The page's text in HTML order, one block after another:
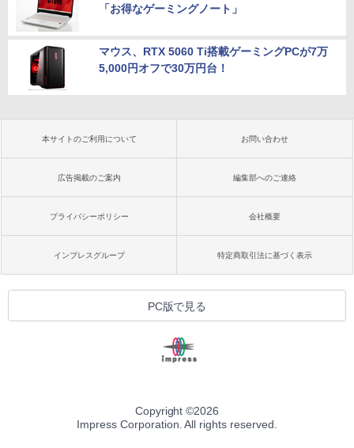
「お得なゲーミングノート」
マウス、RTX 5060 Ti搭載ゲーミングPCが7万
5,000円オフで30万円台！
本サイトのご利用について お問い合わせ
広告掲載のご案内 編集部へのご連絡
プライバシーポリシー 会社概要
インプレスグループ 特定商取引法に基づく表示
PC版で見る
Copyright ©2026
Impress Corporation. All rights reserved.